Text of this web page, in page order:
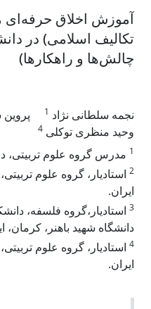
آموزش اخلاق حرفه‌ای
تکالیف اسلامی) در
چالش‌ها و راهکارها)
نجمه سلطانی نژاد 1 پروین
وحید منظری توکلی 4
1 مدرس گروه علوم تربیتی،
2 استادیار، گروه علوم
ایران.
3 استادیار،گروه فلسفه،
دانشگاه شهید باهنر، کرمان،
4 استادیار، گروه علوم
ایران.